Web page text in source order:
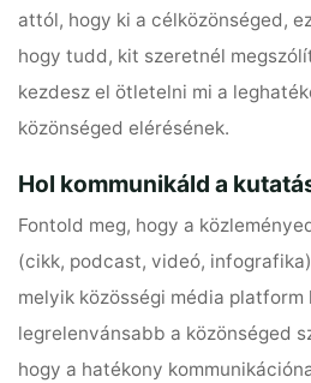
attól, hogy ki a célközönséged,
hogy tudd, kit szeretnél
kezdesz el ötletelni mi a
közönséged elérésének.
Hol kommunikáld a
Fontold meg, hogy a
(cikk, podcast, videó,
melyik közösségi média platform
legrelenvánsabb a közönséged
hogy a hatékony